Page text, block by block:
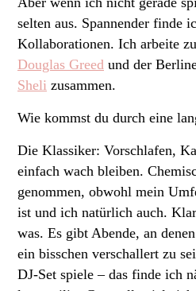
selten aus. Spannender finde
Kollaborationen. Ich arbeite
Douglas Greed und der
Sheli zusammen.
Wie kommst du durch eine
Die Klassiker: Vorschlafen,
einfach wach bleiben.
genommen, obwohl mein
ist und ich natürlich auch.
was. Es gibt Abende, an
ein bisschen verschallert zu
DJ-Set spiele – das finde ich